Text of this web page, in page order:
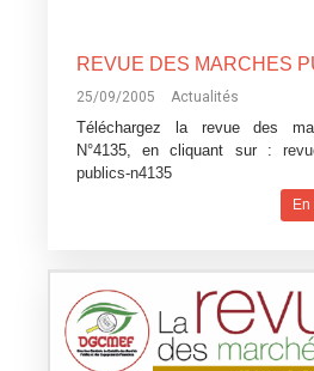
25/09/2005 Actualités
Téléchargez la revue des
N°4135, en cliquant sur :
publics-n4135